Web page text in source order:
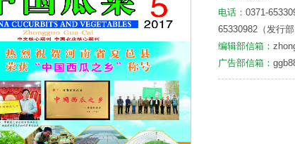
电话： 0371-
65330982（发行
编辑部信箱：
广告部信箱：